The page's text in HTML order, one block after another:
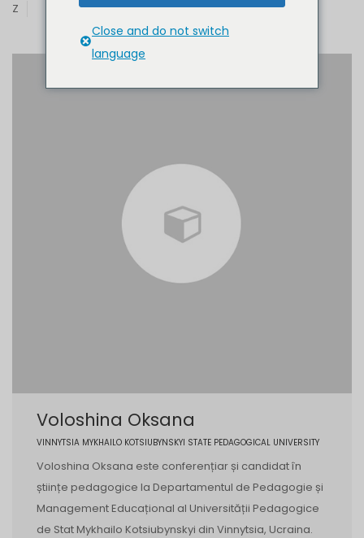
Z
Voloshina Oksana
VINNYTSIA MYKHAILO KOTSIUBYNSKYI STATE PEDAGOGICAL UNIVERSITY
Voloshina Oksana este conferențiar și candidat în
științe pedagogice la Departamentul de Pedagogie și
Management Educațional al Universității Pedagogice
de Stat Mykhailo Kotsiubynskyi din Vinnytsia, Ucraina.
Close and do not switch
language